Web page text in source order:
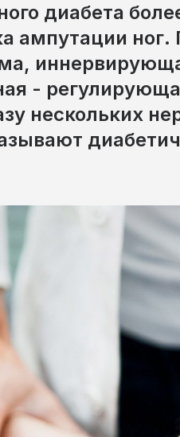
диабета
ампутации
-
нескольких